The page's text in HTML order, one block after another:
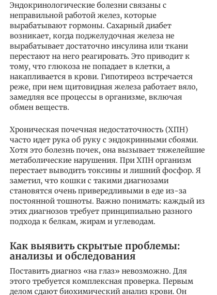
Эндокринологические болезни связаны с
неправильной работой желез, которые
вырабатывают гормоны. Сахарный диабет
возникает, когда поджелудочная железа не
вырабатывает достаточно инсулина или ткани
перестают на него реагировать. Это приводит к
тому, что глюкоза не попадает в клетки, а
накапливается в крови. Гипотиреоз встречается
реже, при нем щитовидная железа работает вяло,
замедляя все процессы в организме, включая
обмен веществ.
Хроническая почечная недостаточность (ХПН)
часто идет рука об руку с эндокринными сбоями.
Хотя это болезнь почек, она вызывает тяжелейшие
метаболические нарушения. При ХПН организм
перестает выводить токсины и лишний фосфор. Я
заметил, что кошки с такими диагнозами
становятся очень привередливыми в еде из-за
постоянной тошноты. Важно понимать: каждый из
этих диагнозов требует принципиально разного
подхода к белкам, жирам и углеводам.
Как выявить скрытые проблемы:
анализы и обследования
Поставить диагноз «на глаз» невозможно. Для
этого требуется комплексная проверка. Первым
делом сдают биохимический анализ крови. Он